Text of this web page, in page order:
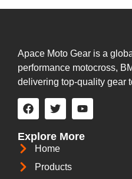
Apace Moto Gear is a
performance motocross,
delivering top-quality gear
Explore More
Home
Products